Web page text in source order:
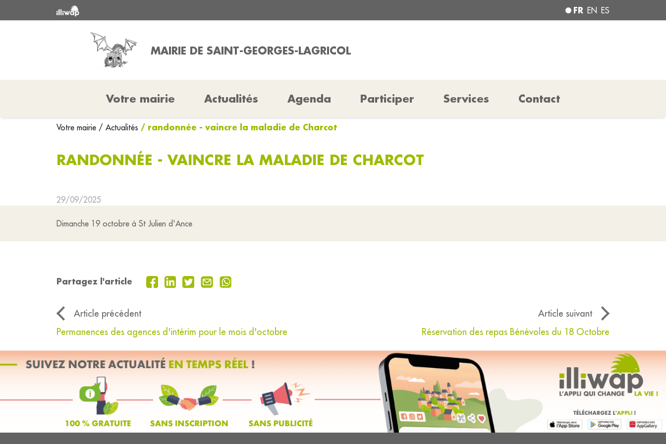
FR EN ES
MAIRIE DE SAINT-GEORGES-LAGRICOL
Votre mairie Actualités Agenda Participer Services Contact
Votre mairie / Actualités / randonnée - vaincre la maladie de Charcot
RANDONNÉE - VAINCRE LA MALADIE DE CHARCOT
29/09/2025
Dimanche 19 octobre à St Julien d'Ance
Partagez l'article
Article précédent
Article suivant
Permanences des agences d'intérim pour le mois d'octobre
Réservation des repas Bénévoles du 18 Octobre